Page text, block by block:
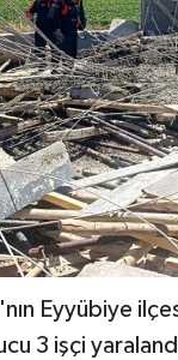
Eyyübiye
3 işçi